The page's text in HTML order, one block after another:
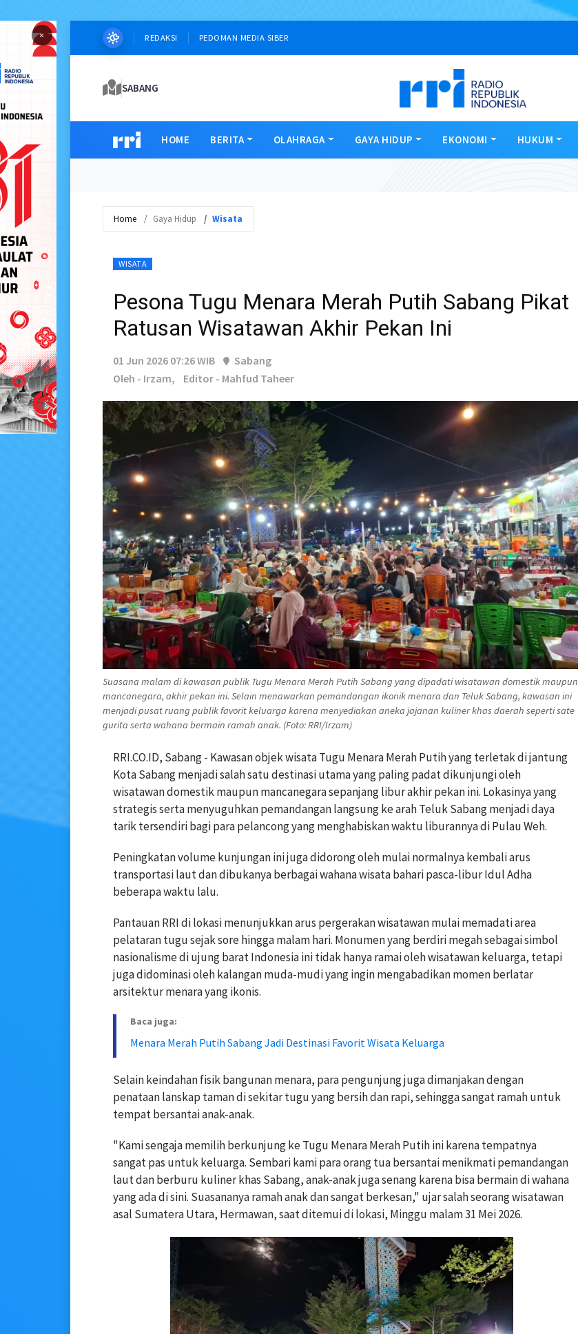
× REDAKSI PEDOMAN MEDIA SIBER
SABANG
HOME BERITA OLAHRAGA GAYA HIDUP EKONOMI HUKUM
Home Gaya Hidup Wisata
WISATA
Pesona Tugu Menara Merah Putih Sabang Pikat
Ratusan Wisatawan Akhir Pekan Ini
01 Jun 2026 07:26 WIB
Sabang
Oleh - Irzam,
Editor - Mahfud Taheer
Suasana malam di kawasan publik Tugu Menara Merah Putih Sabang yang dipadati wisatawan domestik maupun
mancanegara, akhir pekan ini. Selain menawarkan pemandangan ikonik menara dan Teluk Sabang, kawasan ini
menjadi pusat ruang publik favorit keluarga karena menyediakan aneka jajanan kuliner khas daerah seperti sate
gurita serta wahana bermain ramah anak. (Foto: RRI/Irzam)
RRI.CO.ID, Sabang - Kawasan objek wisata Tugu Menara Merah Putih yang terletak di jantung
Kota Sabang menjadi salah satu destinasi utama yang paling padat dikunjungi oleh
wisatawan domestik maupun mancanegara sepanjang libur akhir pekan ini. Lokasinya yang
strategis serta menyuguhkan pemandangan langsung ke arah Teluk Sabang menjadi daya
tarik tersendiri bagi para pelancong yang menghabiskan waktu liburannya di Pulau Weh.
Peningkatan volume kunjungan ini juga didorong oleh mulai normalnya kembali arus
transportasi laut dan dibukanya berbagai wahana wisata bahari pasca-libur Idul Adha
beberapa waktu lalu.
Pantauan RRI di lokasi menunjukkan arus pergerakan wisatawan mulai memadati area
pelataran tugu sejak sore hingga malam hari. Monumen yang berdiri megah sebagai simbol
nasionalisme di ujung barat Indonesia ini tidak hanya ramai oleh wisatawan keluarga, tetapi
juga didominasi oleh kalangan muda-mudi yang ingin mengabadikan momen berlatar
arsitektur menara yang ikonis.
Baca juga:
Menara Merah Putih Sabang Jadi Destinasi Favorit Wisata Keluarga
Selain keindahan fisik bangunan menara, para pengunjung juga dimanjakan dengan
penataan lanskap taman di sekitar tugu yang bersih dan rapi, sehingga sangat ramah untuk
tempat bersantai anak-anak.
"Kami sengaja memilih berkunjung ke Tugu Menara Merah Putih ini karena tempatnya
sangat pas untuk keluarga. Sembari kami para orang tua bersantai menikmati pemandangan
laut dan berburu kuliner khas Sabang, anak-anak juga senang karena bisa bermain di wahana
yang ada di sini. Suasananya ramah anak dan sangat berkesan," ujar salah seorang wisatawan
asal Sumatera Utara, Hermawan, saat ditemui di lokasi, Minggu malam 31 Mei 2026.